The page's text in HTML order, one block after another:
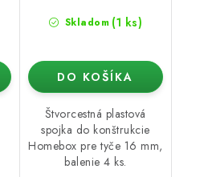
Skladom (1 ks)
DO KOŠÍKA
Štvorcestná plastová
spojka do konštrukcie
Homebox pre tyče 16 mm,
balenie 4 ks.